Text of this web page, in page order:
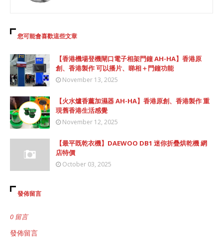
您可能會喜歡這些文章
【香港機場登機閘口電子相架門鐘 AH-HA】香港原
創、香港製作 可以播片、睇相＋門鐘功能
November 13, 2025
【火水爐香薰加濕器 AH-HA】香港原創、香港製作 重
現舊香港生活感覺
November 12, 2025
【最平既乾衣機】DAEWOO DB1 迷你折疊烘乾機 網
店特價
October 03, 2025
發佈留言
0 留言
發佈留言